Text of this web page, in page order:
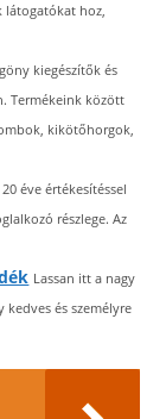
látogatókat hoz,
kiegészítők és
Termékeink között
kikötőhorgok,
éve értékesítéssel
részlege. Az
Lassan itt a nagy
kedves és személyre